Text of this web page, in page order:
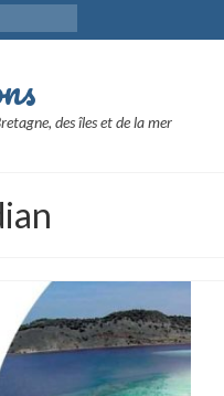
des îles et de la mer